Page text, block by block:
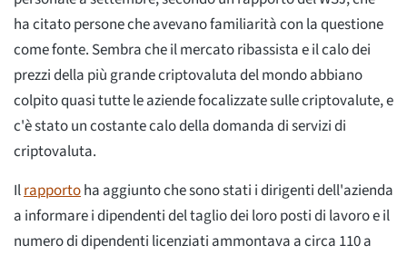
ha citato persone che avevano familiarità con la questione
come fonte. Sembra che il mercato ribassista e il calo dei
prezzi della più grande criptovaluta del mondo abbiano
colpito quasi tutte le aziende focalizzate sulle criptovalute, e
c'è stato un costante calo della domanda di servizi di
criptovaluta.
Ilrapportoha aggiunto che sono stati i dirigenti dell'azienda
a informare i dipendenti del taglio dei loro posti di lavoro e il
numero di dipendenti licenziati ammontava a circa 110 a